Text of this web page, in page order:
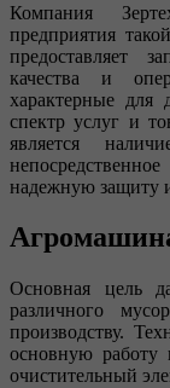
Компания
предприятия
предоставляет
качества и
характерные для
спектр услуг и
является
надежную защиту
Основная цель
различного
производству.
основную работу
очистительный